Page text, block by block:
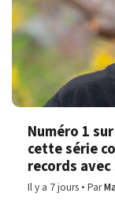
Numéro 1
cette série
records
Il y a 7 jours Par